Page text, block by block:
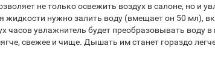
не только освежить воздух в салоне, но и
жидкости нужно залить воду (вмещает он 50 мл),
часов увлажнитель будет преобразовывать воду
свежее и чище. Дышать им станет гораздо